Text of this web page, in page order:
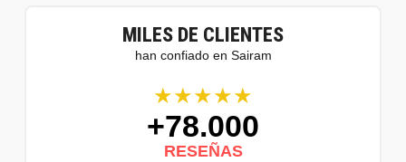
MILES DE CLIENTES
han confiado en Sairam
★★★★★
+78.000
RESEÑAS